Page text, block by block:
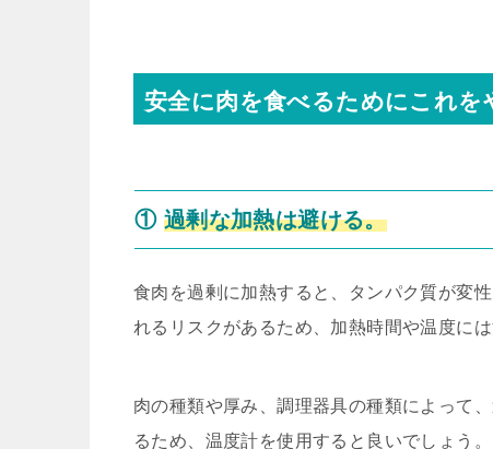
安全に肉を食べるためにこれを
① 過剰な加熱は避ける。
食肉を過剰に加熱すると、タンパク質が変
れるリスクがあるため、加熱時間や温度には
肉の種類や厚み、調理器具の種類によって
るため、温度計を使用すると良いでしょう。